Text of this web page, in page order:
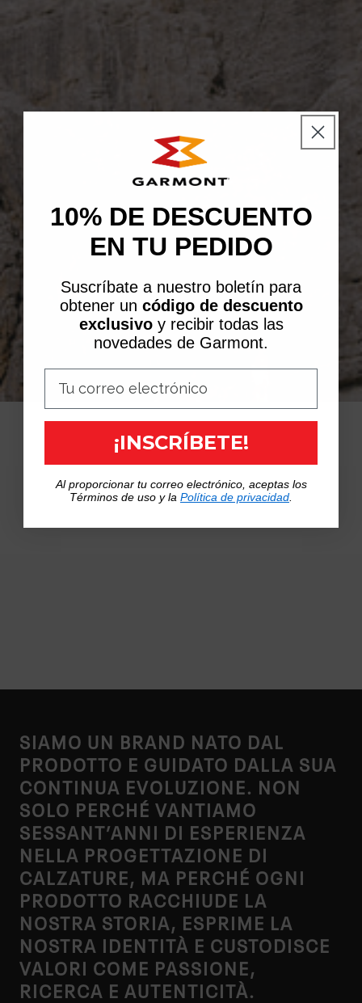
“I PRODOTTI SONO
L’ESPRESSIONE PIÙ
SIAMO UN BRAND NATO DAL
PRODOTTO E GUIDATO DALLA SUA
CONTINUA EVOLUZIONE. NON
SOLO PERCHÉ VANTIAMO
SESSANT’ANNI DI ESPERIENZA
NELLA PROGETTAZIONE DI
CALZATURE, MA PERCHÉ OGNI
PRODOTTO RACCHIUDE LA
NOSTRA STORIA, ESPRIME LA
NOSTRA IDENTITÀ E CUSTODISCE
VALORI COME PASSIONE,
RICERCA E AUTENTICITÀ.
10% DE DESCUENTO
EN TU PEDIDO
Suscríbate a nuestro boletín para
obtener un código de descuento
exclusivoy recibir todas las
novedades de Garmont.
¡INSCRÍBETE!
Al proporcionar tu correo electrónico, aceptas los
Términos de uso y la Política de privacidad